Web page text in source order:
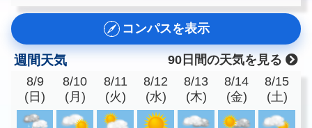
コンパスを表示
週間天気
90日間の天気を見る
8/9
(日)
8/10
(月)
8/11
(火)
8/12
(水)
8/13
(木)
8/14
(金)
8/15
(土)